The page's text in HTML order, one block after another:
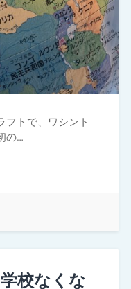
トで、ワシント
の…
校なくな